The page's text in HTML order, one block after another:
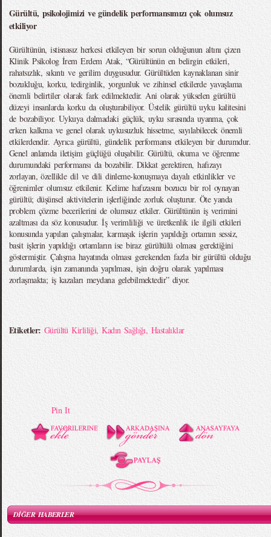
Gürültü, psikolojimizi ve gündelik performansımızı çok olumsuz
etkiliyor
Gürültünün, istisnasız herkesi etkileyen bir sorun olduğunun altını çizen
Klinik Psikolog İrem Erdem Atak, “Gürültünün en belirgin etkileri,
rahatsızlık, sıkıntı ve gerilim duygusudur. Gürültüden kaynaklanan sinir
bozukluğu, korku, tedirginlik, yorgunluk ve zihinsel etkilerde yavaşlama
önemli belirtiler olarak fark edilmektedir. Ani olarak yükselen gürültü
düzeyi insanlarda korku da oluşturabiliyor. Üstelik gürültü uyku kalitesini
de bozabiliyor. Uykuya dalmadaki güçlük, uyku sırasında uyanma, çok
erken kalkma ve genel olarak uykusuzluk hissetme, sayılabilecek önemli
etkilerdendir. Ayrıca gürültü, gündelik performansı etkileyen bir durumdur.
Genel anlamda iletişim güçlüğü oluşabilir. Gürültü, okuma ve öğrenme
durumundaki performansı da bozabilir. Dikkat gerektiren, hafızayı
zorlayan, özellikle dil ve dili dinleme-konuşmaya dayalı etkinlikler ve
öğrenimler olumsuz etkilenir. Kelime hafızasını bozucu bir rol oynayan
gürültü; düşünsel aktivitelerin işlerliğinde zorluk oluşturur. Öte yanda
problem çözme becerilerini de olumsuz etkiler. Gürültünün iş verimini
azaltması da söz konusudur. İş verimliliği ve üretkenlik ile ilgili etkileri
konusunda yapılan çalışmalar, karmaşık işlerin yapıldığı ortamın sessiz,
basit işlerin yapıldığı ortamların ise biraz gürültülü olması gerektiğini
göstermiştir. Çalışma hayatında olması gerekenden fazla bir gürültü olduğu
durumlarda, işin zamanında yapılması, işin doğru olarak yapılması
zorlaşmakta; iş kazaları meydana gelebilmektedir” diyor.
Etiketler: Gürültü Kirliliği,Kadın Sağlığı, Hastalıklar
Pin It
DİĞER HABERLER